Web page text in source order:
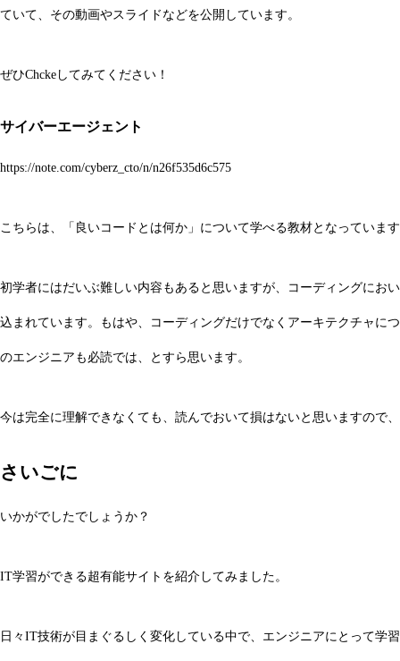
ていて、その動画やスライドなどを公開しています。
ぜひChckeしてみてください！
サイバーエージェント
https://note.com/cyberz_cto/n/n26f535d6c575
こちらは、「良いコードとは何か」について学べる教材となっていま
初学者にはだいぶ難しい内容もあると思いますが、コーディングにお
込まれています。もはや、コーディングだけでなくアーキテクチャに
のエンジニアも必読では、とすら思います。
今は完全に理解できなくても、読んでおいて損はないと思いますので
さいごに
いかがでしたでしょうか？
IT学習ができる超有能サイトを紹介してみました。
日々IT技術が目まぐるしく変化している中で、エンジニアにとって学